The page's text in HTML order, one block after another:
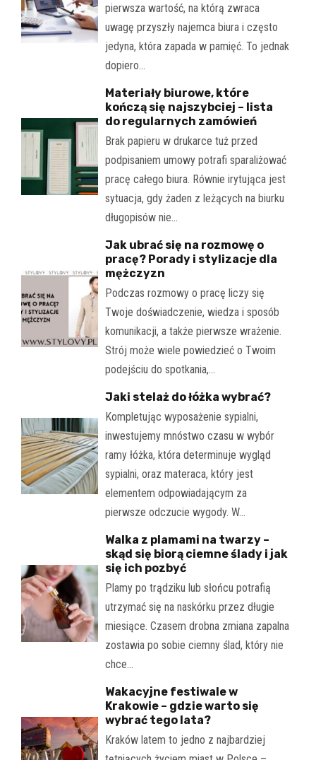
pierwsza wartość, na którą zwraca
uwagę przyszły najemca biura i często
jedyna, która zapada w pamięć. To jednak
dopiero…
Materiały biurowe, które
kończą się najszybciej – lista
do regularnych zamówień
Brak papieru w drukarce tuż przed
podpisaniem umowy potrafi sparaliżować
pracę całego biura. Równie irytująca jest
sytuacja, gdy żaden z leżących na biurku
długopisów nie…
Jak ubrać się na rozmowę o
pracę? Porady i stylizacje dla
mężczyzn
Podczas rozmowy o pracę liczy się
Twoje doświadczenie, wiedza i sposób
komunikacji, a także pierwsze wrażenie.
Strój może wiele powiedzieć o Twoim
podejściu do spotkania,…
Jaki stelaż do łóżka wybrać?
Kompletując wyposażenie sypialni,
inwestujemy mnóstwo czasu w wybór
ramy łóżka, która determinuje wygląd
sypialni, oraz materaca, który jest
elementem odpowiadającym za
pierwsze odczucie wygody. W…
Walka z plamami na twarzy –
skąd się biorą ciemne ślady i jak
się ich pozbyć
Plamy po trądziku lub słońcu potrafią
utrzymać się na naskórku przez długie
miesiące. Czasem drobna zmiana zapalna
zostawia po sobie ciemny ślad, który nie
chce…
Wakacyjne festiwale w
Krakowie – gdzie warto się
wybrać tego lata?
Kraków latem to jedno z najbardziej